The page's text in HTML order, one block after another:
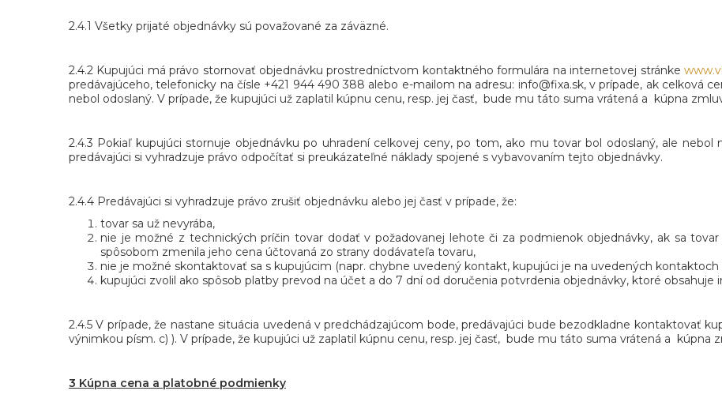
2.4.1 Všetky prijaté objednávky sú považované za záväzné.
2.4.2 Kupujúci má právo stornovať objednávku prostredníctvom kontaktného formulára na internetovej stránke
predávajúceho, telefonicky na čísle +421 944 490 388 alebo e-mailom na adresu: info@fixa.sk, v prípade, ak celková
nebol odoslaný. V prípade, že kupujúci už zaplatil kúpnu cenu, resp. jej časť, bude mu táto suma vrátená a kúpna
2.4.3 Pokiaľ kupujúci stornuje objednávku po uhradení celkovej ceny, po tom, ako mu tovar bol odoslaný, ale
predávajúci si vyhradzuje právo odpočítať si preukázateľné náklady spojené s vybavovaním tejto objednávky.
2.4.4 Predávajúci si vyhradzuje právo zrušiť objednávku alebo jej časť v prípade, že:
tovar sa už nevyrába,
nie je možné z technických príčin tovar dodať v požadovanej lehote či za podmienok objednávky, ak sa
spôsobom zmenila jeho cena účtovaná zo strany dodávateľa tovaru,
nie je možné skontaktovať sa s kupujúcim (napr. chybne uvedený kontakt, kupujúci je na uvedených
kupujúci zvolil ako spôsob platby prevod na účet a do 7 dní od doručenia potvrdenia objednávky, ktoré obsahuje
2.4.5 V prípade, že nastane situácia uvedená v predchádzajúcom bode, predávajúci bude bezodkladne kontaktovať
výnimkou písm. c) ). V prípade, že kupujúci už zaplatil kúpnu cenu, resp. jej časť, bude mu táto suma vrátená a kúpna
3 Kúpna cena a platobné podmienky